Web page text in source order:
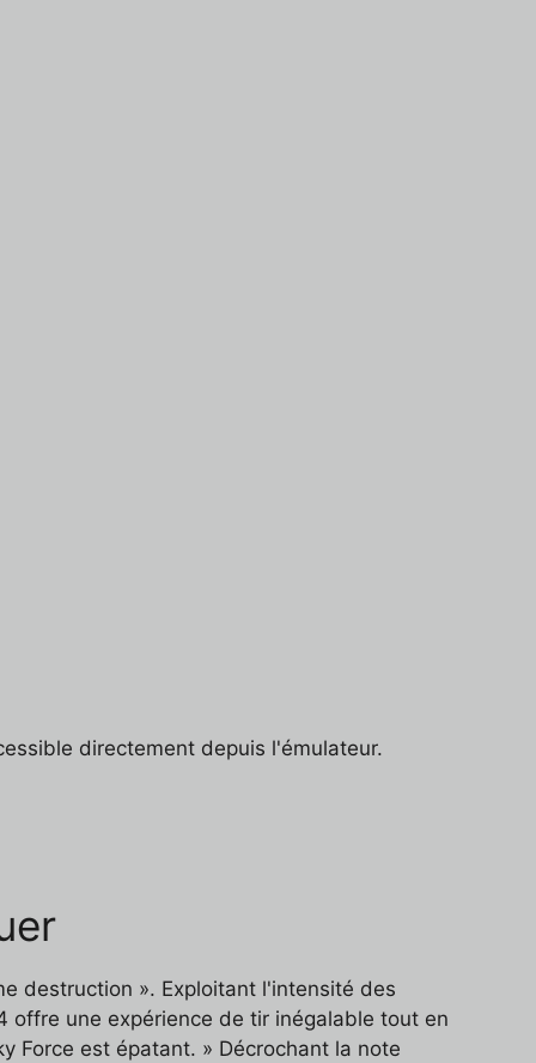
directement depuis l'émulateur.
destruction ». Exploitant l'intensité des
offre une expérience de tir inégalable tout en
Force est épatant. » Décrochant la note